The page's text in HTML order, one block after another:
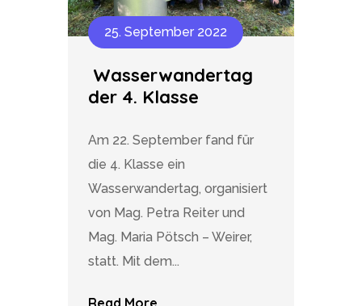
25. September 2022
Wasserwandertag
der 4. Klasse
Am 22. September fand für
die 4. Klasse ein
Wasserwandertag, organisiert
von Mag. Petra Reiter und
Mag. Maria Pötsch – Weirer,
statt. Mit dem...
Read More